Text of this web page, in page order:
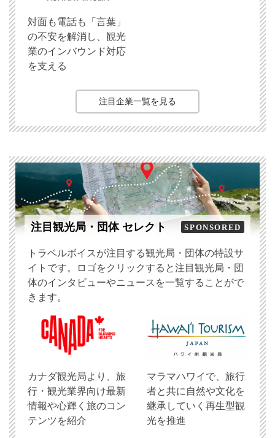
対面も電話も「言葉」
の不安を解消し、観光
業のインバウンド対応
を支える
注目企業一覧を見る
注目観光局・団体 セレクト SPONSORED
トラベルボイスが注目する観光局・団体の特設サ
イトです。ロゴをクリックすると注目観光局・団
体のインタビューやニュースを一覧することがで
きます。
​カナダ観光局より、旅
行・観光業界向け最新
情報や心輝く旅のコン
テンツを紹介
マラマハワイで、旅行
者と共に自然や文化を
継承していく再生型観
光を推進